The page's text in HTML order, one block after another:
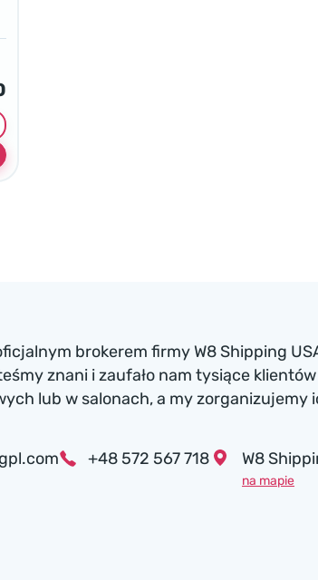
brokerem firmy W8 Shipping
znani i zaufało nam tysiące
lub w salonach, a my zorganizujemy
+48 572 567 718 W8
na mapie